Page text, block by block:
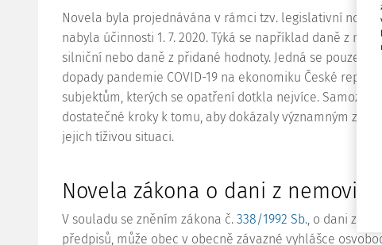
Novela byla projednávána v rámci tzv. legislativní
nabyla účinnosti 1. 7. 2020. Týká se například daně z
silniční nebo daně z přidané hodnoty. Jedná se pouze o
dopady pandemie COVID-19 na ekonomiku České
subjektům, kterých se opatření dotkla nejvíce.
dostatečné kroky k tomu, aby dokázaly významným
jejich tíživou situaci.
Novela zákona o dani z
V souladu se zněním zákona č. 338/1992 Sb., o dani z
předpisů, může obec v obecně závazné vyhlášce